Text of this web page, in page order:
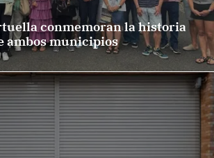
conmemoran la historia
ambos municipios